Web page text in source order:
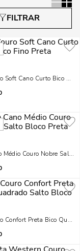
Soft Cano Curto Bico
Médio Couro Nobre Salto
Confort Preta Bico